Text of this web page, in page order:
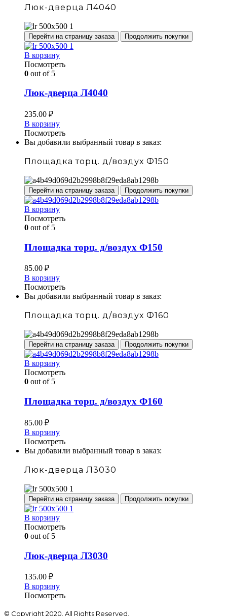
Люк-дверца Л4040
Перейти на страницу заказа Продолжить покупки
В корзину
Посмотреть
0 out of 5
Люк-дверца Л4040
235.00 ₽
В корзину
Посмотреть
Вы добавили выбранный товар в заказ:
Площадка торц. д/воздух Ф150
Перейти на страницу заказа Продолжить покупки
В корзину
Посмотреть
0 out of 5
Площадка торц. д/воздух Ф150
85.00 ₽
В корзину
Посмотреть
Вы добавили выбранный товар в заказ:
Площадка торц. д/воздух Ф160
Перейти на страницу заказа Продолжить покупки
В корзину
Посмотреть
0 out of 5
Площадка торц. д/воздух Ф160
85.00 ₽
В корзину
Посмотреть
Вы добавили выбранный товар в заказ:
Люк-дверца Л3030
Перейти на страницу заказа Продолжить покупки
В корзину
Посмотреть
0 out of 5
Люк-дверца Л3030
135.00 ₽
В корзину
Посмотреть
© Copyright 2020. All Rights Reserved.